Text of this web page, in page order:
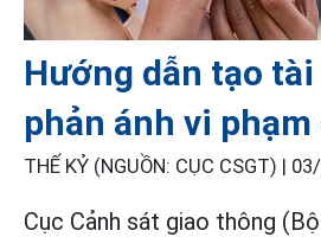
Hướng dẫn tạo
phản ánh vi
THẾ KỶ (NGUỒN: CỤC CSGT) |
Cục Cảnh sát giao thông